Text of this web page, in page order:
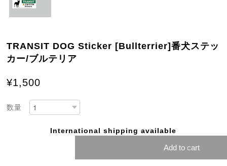
TRANSIT DOG Sticker [Bullterrier]番犬ステッ
カー/ブルテリア
¥1,500
数量
International shipping available
Add to cart